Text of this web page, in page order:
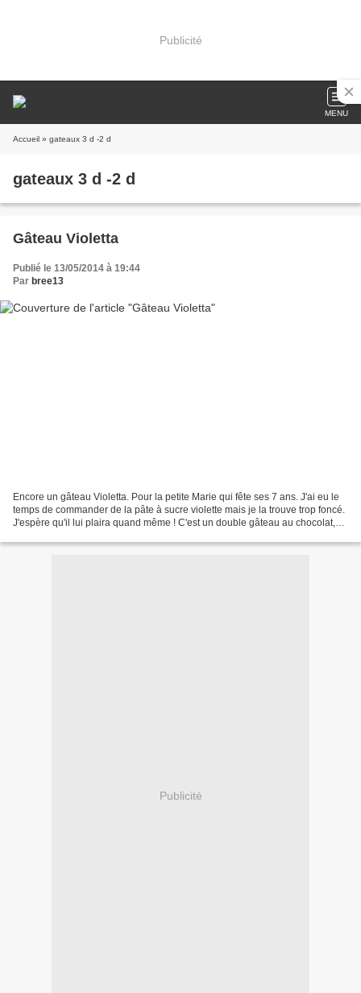
Publicité
MENU
Accueil » gateaux 3 d -2 d
gateaux 3 d -2 d
Gâteau Violetta
Publié le 13/05/2014 à 19:44
Par bree13
Encore un gâteau Violetta. Pour la petite Marie qui fête ses 7 ans. J'ai eu le
temps de commander de la pâte à sucre violette mais je la trouve trop foncé.
J'espère qu'il lui plaira quand même ! C'est un double gâteau au chocolat,
Publicité